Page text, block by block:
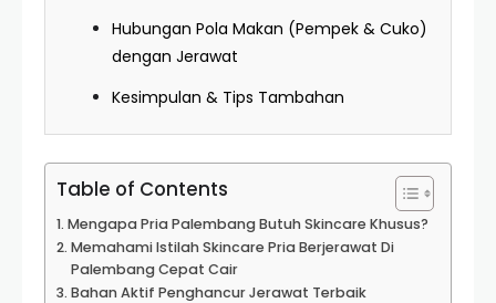
Hubungan Pola Makan (Pempek & Cuko)
dengan Jerawat
Kesimpulan & Tips Tambahan
Table of Contents
Mengapa Pria Palembang Butuh Skincare Khusus?
Memahami Istilah Skincare Pria Berjerawat Di
Palembang Cepat Cair
Bahan Aktif Penghancur Jerawat Terbaik